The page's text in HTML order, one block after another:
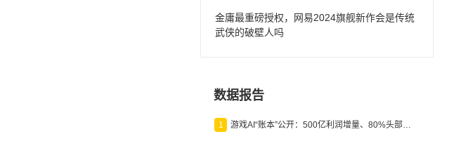
金庸最重磅授权，网易2024旗舰新作会是传统
武侠的破壁人吗
数据报告
1 游戏AI“账本”公开：500亿利润增量、80%头部入局，谁在闷声发财？